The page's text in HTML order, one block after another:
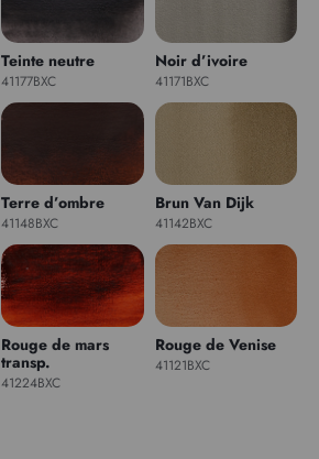
Teinte neutre
41177BXC
Noir d’ivoire
41171BXC
Terre d’ombre
41148BXC
Brun Van Dijk
41142BXC
Rouge de mars
transp.
41224BXC
Rouge de Venise
41121BXC